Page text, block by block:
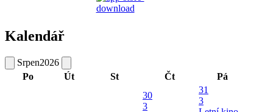
Kalendář
Srpen2026
Po
Út St Čt Pá
30
3
31
3